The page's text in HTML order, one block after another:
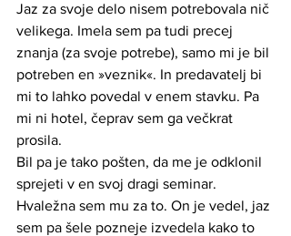
Jaz za svoje delo nisem potrebovala nič
velikega. Imela sem pa tudi precej
znanja (za svoje potrebe), samo mi je bil
potreben en »veznik«. In predavatelj bi
mi to lahko povedal v enem stavku. Pa
mi ni hotel, čeprav sem ga večkrat
prosila.
Bil pa je tako pošten, da me je odklonil
sprejeti v en svoj dragi seminar.
Hvaležna sem mu za to. On je vedel, jaz
sem pa šele pozneje izvedela kako to